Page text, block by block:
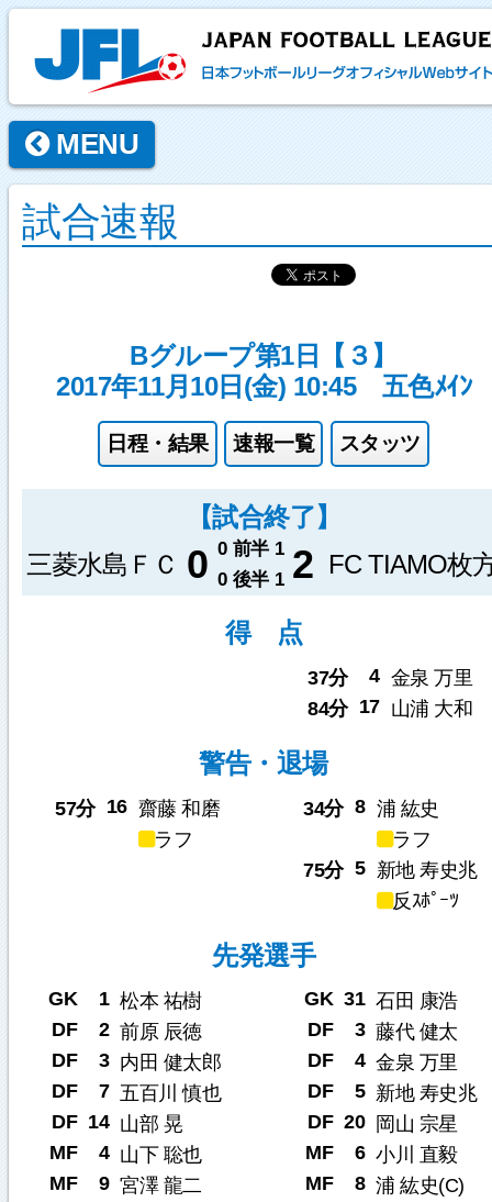
MENU
試合速報
Bグループ第1日【３】
2017年11月10日(金) 10:45
五色ﾒｲﾝ
日程・結果 速報一覧 スタッツ
【試合終了】
三菱水島ＦＣ 0 0 前半 1 2 FC TIAMO枚
0 後半 1
得 点
37分 4 金泉 万里
84分 17 山浦 大和
警告・退場
57分 16 齋藤 和磨
ラフ
34分 8 浦 紘史
ラフ
75分 5 新地 寿史兆
反ｽﾎﾟｰﾂ
先発選手
GK 1 松本 祐樹
DF
2 前原 辰徳
DF
3 内田 健太郎
DF
7 五百川 慎也
DF 14 山部 晃
MF
4 山下 聡也
MF
9 宮澤 龍二
GK 31 石田 康浩
DF
3 藤代 健太
DF
4 金泉 万里
DF
5 新地 寿史兆
DF 20
岡山 宗星
MF
6 小川 直毅
MF
8 浦 紘史(C)